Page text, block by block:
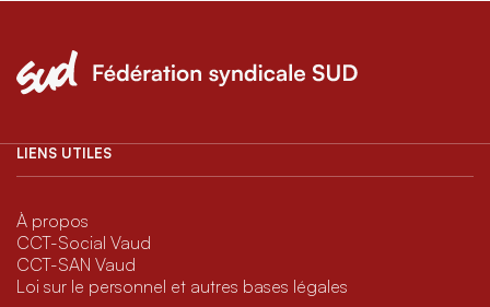
LIENS UTILES
À propos
CCT-Social Vaud
CCT-SAN Vaud
Loi sur le personnel et autres bases légales